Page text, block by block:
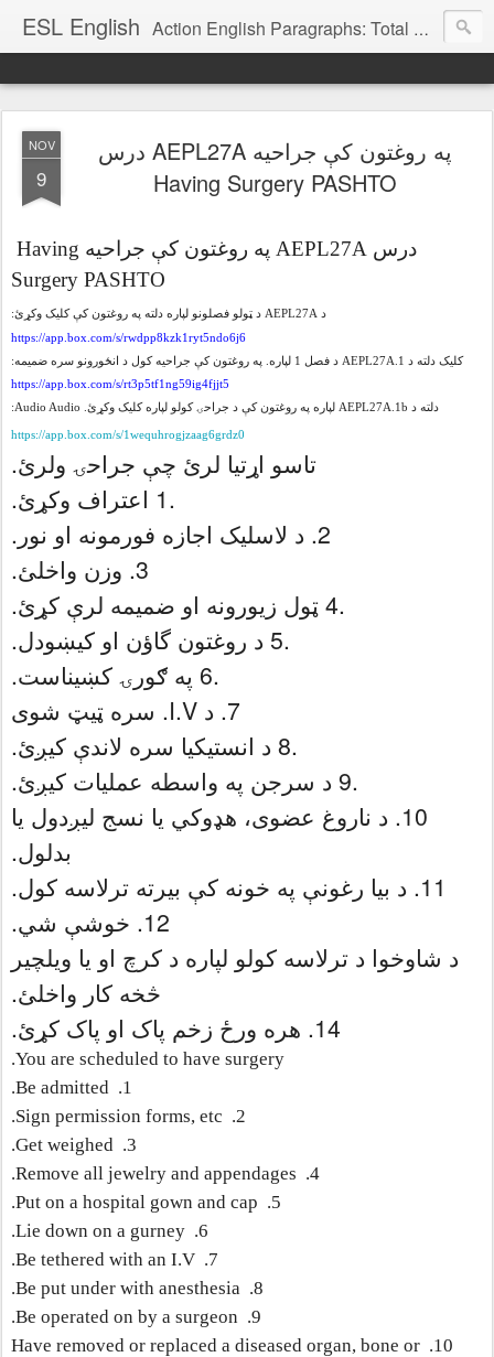
ESL English Action English Paragraphs: Total Physical Response (TPR) Paragraphs for the High School and Adult Language Student
NOV
9
درس AEPL27A په روغتون کې جراحیه
Having Surgery PASHTO
درس AEPL27A په روغتون کې جراحیه Having
Surgery PASHTO
د AEPL27A د ټولو فصلونو لپاره دلته په روغتون کې کلیک وکړئ:
https://app.box.com/s/rwdpp8kzk1ryt5ndo6j6
کلیک دلته د AEPL27A.1 د فصل 1 لپاره. په روغتون کې جراحیه کول د انځورونو سره ضمیمه:
https://app.box.com/s/rt3p5tf1ng59ig4fjjt5
دلته د AEPL27A.1b لپاره په روغتون کې د جراحۍ کولو لپاره کلیک وکړئ. Audio Audio:
https://app.box.com/s/1wequhrogjzaag6grdz0
تاسو اړتیا لرئ چې جراحۍ ولرئ.
.1 اعتراف وکړئ.
2. د لاسلیک اجازه فورمونه او نور.
3. وزن واخلئ.
.4 ټول زیورونه او ضمیمه لرې کړئ.
.5 د روغتون گاؤن او کیښودل.
.6 په ګورۍ کښیناست.
7. د I.V. سره ټیټ شوی
.8 د انستیکیا سره لاندې کیږئ.
.9 د سرجن په واسطه عملیات کیږئ.
10. د ناروغ عضوی، هډوکي یا نسج لیږدول یا
بدلول.
11. د بیا رغونې په خونه کې بیرته ترلاسه کول.
12. خوشې شي.
د شاوخوا د ترلاسه کولو لپاره د کرچ او یا ویلچیر
څخه کار واخلئ.
14. هره ورځ زخم پاک او پاک کړئ.
You are scheduled to have surgery.
1.
Be admitted.
2.
Sign permission forms, etc.
3.
Get weighed.
4.
Remove all jewelry and appendages.
5.
Put on a hospital gown and cap.
6.
Lie down on a gurney.
7.
Be tethered with an I.V.
8.
Be put under with anesthesia.
9.
Be operated on by a surgeon.
10.
Have removed or replaced a diseased organ, bone or